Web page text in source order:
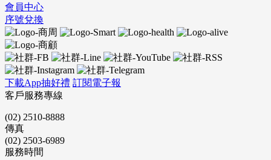
會員中心
序號兌換
下載App抽好禮 訂閱電子報
客戶服務專線
(02) 2510-8888
傳真
(02) 2503-6989
服務時間